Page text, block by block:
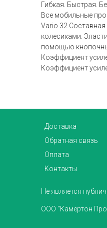
Гибкая. Быстрая.
Все мобильные
Vario 32
колесиками.
помощью
Коэффициент
Коэффициент
Доставка
Обратная связь
Оплата
Контакты
Не является
ООО "Камертон